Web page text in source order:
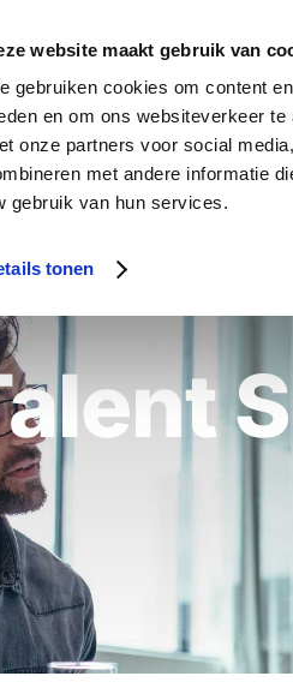
website maakt gebruik van
gebruiken cookies om content
en om ons websiteverkeer
onze partners voor social
met andere informatie
gebruik van hun services.
tonen
HOME